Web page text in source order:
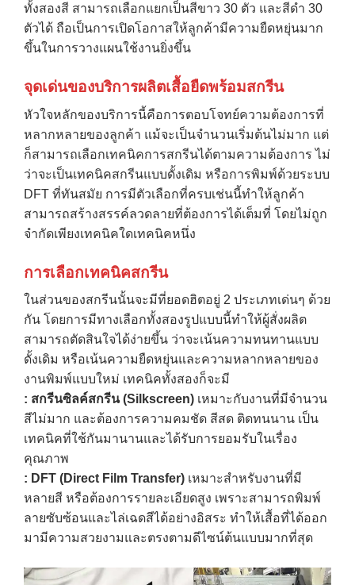
ทั้งสองสี สามารถเลือกแยกเป็นสีขาว 30 ตัว และสีดำ 30
ตัวได้ ถือเป็นการเปิดโอกาสให้ลูกค้ามีความยืดหยุ่นมาก
ขึ้นในการวางแผนใช้งานยิ่งขึ้น
จุดเด่นของบริการผลิตเสื้อยืดพร้อมสกรีน
หัวใจหลักของบริการนี้คือการตอบโจทย์ความต้องการที่
หลากหลายของลูกค้า แม้จะเป็นจำนวนเริ่มต้นไม่มาก แต่
ก็สามารถเลือกเทคนิคการสกรีนได้ตามความต้องการ ไม่
ว่าจะเป็นเทคนิคสกรีนแบบดั้งเดิม หรือการพิมพ์ด้วยระบบ
DFT ที่ทันสมัย การมีตัวเลือกที่ครบเช่นนี้ทำให้ลูกค้า
สามารถสร้างสรรค์ลวดลายที่ต้องการได้เต็มที่ โดยไม่ถูก
จำกัดเพียงเทคนิคใดเทคนิคหนึ่ง
การเลือกเทคนิคสกรีน
ในส่วนของสกรีนนั้นจะมีที่ยอดฮิตอยู่ 2 ประเภทเด่นๆ ด้วย
กัน โดยการมีทางเลือกทั้งสองรูปแบบนี้ทำให้ผู้สั่งผลิต
สามารถตัดสินใจได้ง่ายขึ้น ว่าจะเน้นความทนทานแบบ
ดั้งเดิม หรือเน้นความยืดหยุ่นและความหลากหลายของ
งานพิมพ์แบบใหม่ เทคนิคทั้งสองก็จะมี
: สกรีนซิลค์สกรีน (Silkscreen) เหมาะกับงานที่มีจำนวน
สีไม่มาก และต้องการความคมชัด สีสด ติดทนนาน เป็น
เทคนิคที่ใช้กันมานานและได้รับการยอมรับในเรื่อง
คุณภาพ
: DFT (Direct Film Transfer) เหมาะสำหรับงานที่มี
หลายสี หรือต้องการรายละเอียดสูง เพราะสามารถพิมพ์
ลายซับซ้อนและไล่เฉดสีได้อย่างอิสระ ทำให้เสื้อที่ได้ออก
มามีความสวยงามและตรงตามดีไซน์ต้นแบบมากที่สุด